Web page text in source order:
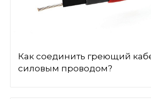
Как соединить греющий
силовым проводом?